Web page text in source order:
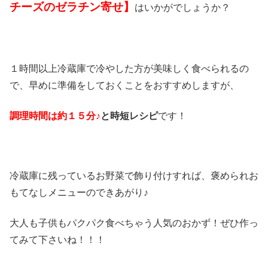
チーズのゼラチン寄せ】
はいかがでしょうか？
１時間以上冷蔵庫で冷やした方が美味しく食べられるの
で、早めに準備をしておくことをおすすめしますが、
調理時間は約１５分♪と時短レシピです！
冷蔵庫に残っているお野菜で飾り付けすれば、褒められお
もてなしメニューのできあがり♪
大人も子供もパクパク食べちゃう人気のおかず！ぜひ作っ
てみて下さいね！！！